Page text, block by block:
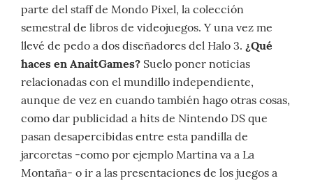
parte del staff de Mondo Pixel, la colección
semestral de libros de videojuegos. Y una vez me
llevé de pedo a dos diseñadores del Halo 3. ¿Qué
haces en AnaitGames? Suelo poner noticias
relacionadas con el mundillo independiente,
aunque de vez en cuando también hago otras cosas,
como dar publicidad a hits de Nintendo DS que
pasan desapercibidas entre esta pandilla de
jarcoretas -como por ejemplo Martina va a La
Montaña- o ir a las presentaciones de los juegos a